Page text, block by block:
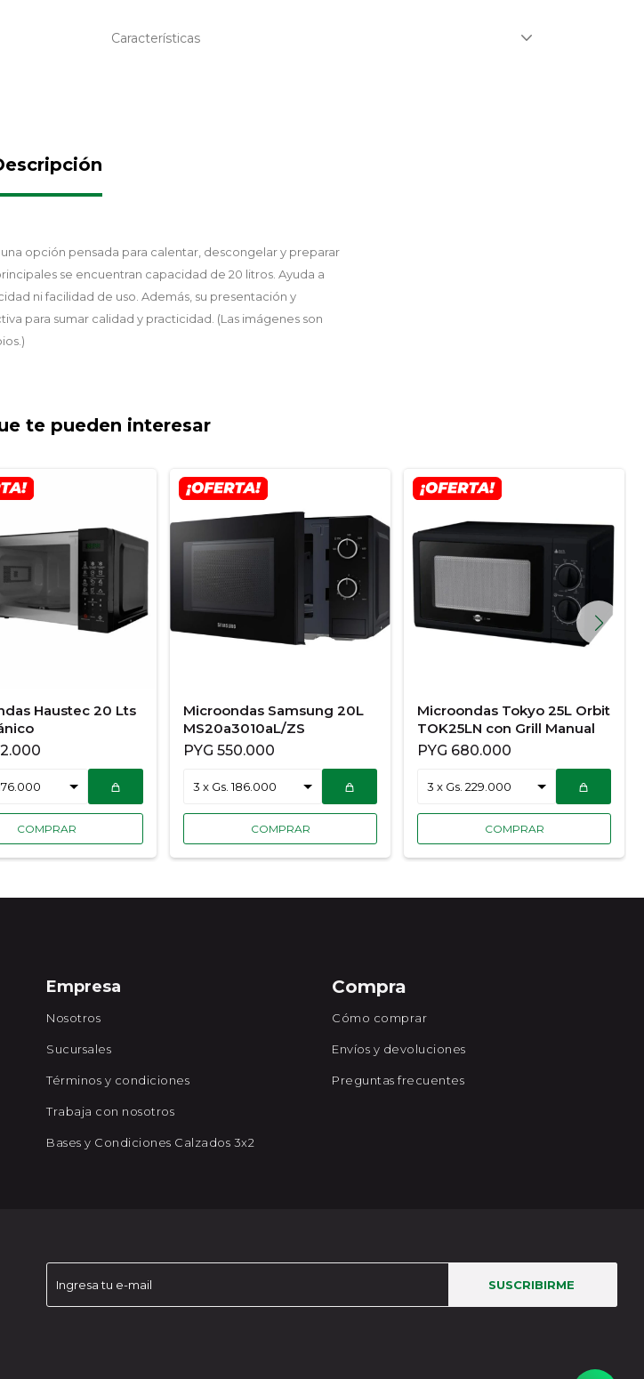
Características
opción pensada para calentar, descongelar y preparar
se encuentran capacidad de 20 litros. Ayuda a
ni facilidad de uso. Además, su presentación y
para sumar calidad y practicidad. (Las imágenes son
te pueden interesar
Haustec 20 Lts
Microondas Samsung 20L
MS20a3010aL/ZS
PYG 550.000
Microondas Tokyo 25L Orbit
TOK25LN con Grill Manual
PYG 680.000
SUSCRIBIRME
Empresa
Nosotros
Sucursales
Términos y condiciones
Trabaja con nosotros
Bases y Condiciones Calzados 3x2
Compra
Cómo comprar
Envíos y devoluciones
Preguntas frecuentes